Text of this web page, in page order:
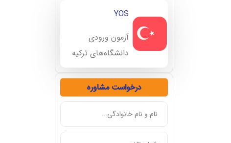
YOS
آزمون ورودی
دانشگاه‌های ترکیه
درخواست مشاوره